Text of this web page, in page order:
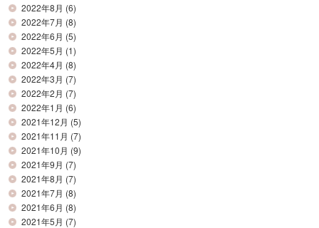
2022年8月 (6)
2022年7月 (8)
2022年6月 (5)
2022年5月 (1)
2022年4月 (8)
2022年3月 (7)
2022年2月 (7)
2022年1月 (6)
2021年12月 (5)
2021年11月 (7)
2021年10月 (9)
2021年9月 (7)
2021年8月 (7)
2021年7月 (8)
2021年6月 (8)
2021年5月 (7)